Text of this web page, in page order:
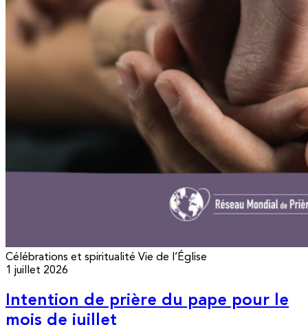
Célébrations et spiritualité Vie de l’Église
1 juillet 2026
Intention de prière du pape pour le
mois de juillet